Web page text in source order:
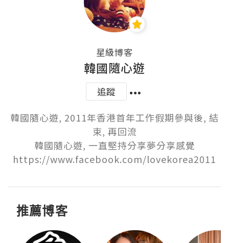
星級博客
韓國隨心遊
追蹤
韓國隨心遊, 2011年香港首年工作假期參與後, 結
束, 再回流
韓國隨心遊, 一直堅持分享夢分享感覺
https://www.facebook.com/lovekorea2011
推薦博客